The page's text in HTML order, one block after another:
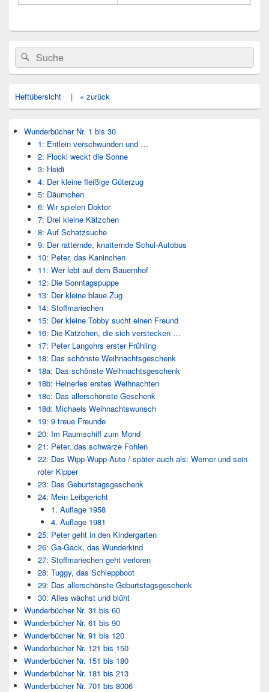
Primärer
Seitenleisten
Widget-
Bereich
Search
for:
Suche
Heftübersicht | « zurück
Wunderbücher Nr. 1 bis 30
1: Entlein verschwunden und …
2: Flocki weckt die Sonne
3: Heidi
4: Der kleine fleißige Güterzug
5: Däumchen
6: Wir spielen Doktor
7: Drei kleine Kätzchen
8: Auf Schatzsuche
9: Der ratternde, knatternde Schul-Autobus
10: Peter, das Kaninchen
11: Wer lebt auf dem Bauernhof
12: Die Sonntagspuppe
13: Der kleine blaue Zug
14: Stoffmariechen
15: Der kleine Tobby sucht einen Freund
16: Die Kätzchen, die sich verstecken …
17: Peter Langohrs erster Frühling
18: Das schönste Weihnachtsgeschenk
18a: Das schönste Weihnachtsgeschenk
18b: Heinerles erstes Weihnachten
18c: Das allerschönste Geschenk
18d: Michaels Weihnachtswunsch
19: 9 treue Freunde
20: Im Raumschiff zum Mond
21: Peter, das schwarze Fohlen
22: Das Wipp-Wupp-Auto / später auch als: Werner und sein
roter Kipper
23: Das Geburtstagsgeschenk
24: Mein Leibgericht
1. Auflage 1958
4. Auflage 1981
25: Peter geht in den Kindergarten
26: Ga-Gack, das Wunderkind
27: Stoffmariechen geht verloren
28: Tuggy, das Schleppboot
29: Das allerschönste Geburtstagsgeschenk
30: Alles wächst und blüht
Wunderbücher Nr. 31 bis 60
Wunderbücher Nr. 61 bis 90
Wunderbücher Nr. 91 bis 120
Wunderbücher Nr. 121 bis 150
Wunderbücher Nr. 151 bis 180
Wunderbücher Nr. 181 bis 213
Wunderbücher Nr. 701 bis 8006